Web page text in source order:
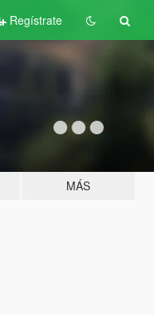
Regístrate
MÁS